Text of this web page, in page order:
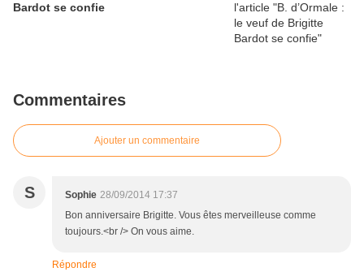
Bardot se confie
Commentaires
Ajouter un commentaire
S Sophie 28/09/2014 17:37
Bon anniversaire Brigitte. Vous êtes merveilleuse comme
toujours.<br /> On vous aime.
Répondre